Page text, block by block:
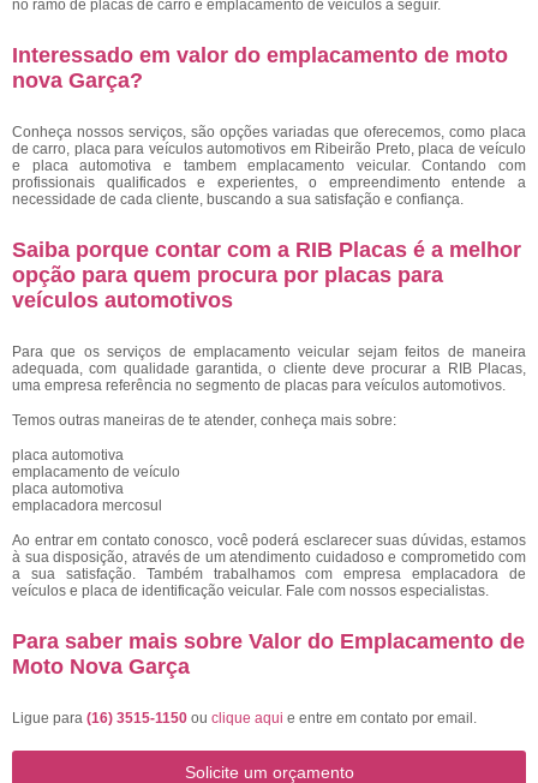
no ramo de placas de carro e emplacamento de veículos a seguir.
Interessado em valor do emplacamento de moto
nova Garça?
Conheça nossos serviços, são opções variadas que oferecemos, como placa
de carro, placa para veículos automotivos em Ribeirão Preto, placa de veículo
e placa automotiva e tambem emplacamento veicular. Contando com
profissionais qualificados e experientes, o empreendimento entende a
necessidade de cada cliente, buscando a sua satisfação e confiança.
Saiba porque contar com a RIB Placas é a melhor
opção para quem procura por placas para
veículos automotivos
Para que os serviços de emplacamento veicular sejam feitos de maneira
adequada, com qualidade garantida, o cliente deve procurar a RIB Placas,
uma empresa referência no segmento de placas para veículos automotivos.
Temos outras maneiras de te atender, conheça mais sobre:
placa automotiva
emplacamento de veículo
placa automotiva
emplacadora mercosul
Ao entrar em contato conosco, você poderá esclarecer suas dúvidas, estamos
à sua disposição, através de um atendimento cuidadoso e comprometido com
a sua satisfação. Também trabalhamos com empresa emplacadora de
veículos e placa de identificação veicular. Fale com nossos especialistas.
Para saber mais sobre Valor do Emplacamento de
Moto Nova Garça
Ligue para (16) 3515-1150 ou clique aqui e entre em contato por email.
Solicite um orçamento